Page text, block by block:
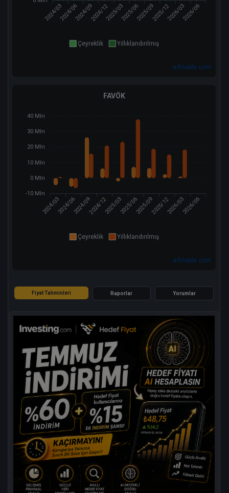
2024/032024/062024/092024/122025/032025/062025/092025/122026/032026/06
Çeyreklik Yıllıklandırılmış
aifinable.com
FAVÖK
40 Mln
30 Mln
20 Mln
10 Mln
0 Mln
-10 Mln
2024/032024/062024/092024/122025/032025/062025/092025/122026/032026/06
Çeyreklik Yıllıklandırılmış
aifinable.com
Fiyat Tahminleri Raporlar Yorumlar